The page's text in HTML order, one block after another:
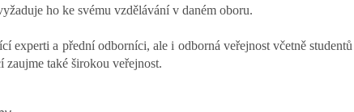
ho ke svému vzdělávání v daném oboru.
a přední odborníci, ale i odborná veřejnost včetně studentů
zaujme také širokou veřejnost.